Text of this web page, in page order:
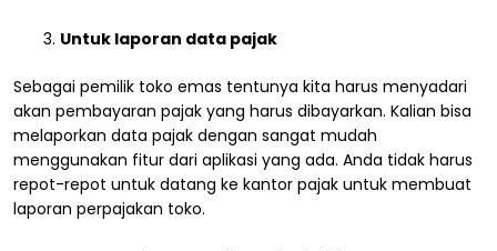
Untuk laporan data pajak
Sebagai pemilik toko emas tentunya kita harus menyadari
akan pembayaran pajak yang harus dibayarkan. Kalian bisa
melaporkan data pajak dengan sangat mudah
menggunakan fitur dari aplikasi yang ada. Anda tidak harus
repot-repot untuk datang ke kantor pajak untuk membuat
laporan perpajakan toko.